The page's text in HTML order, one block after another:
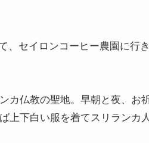
セイロンコーヒー農園に行
カ仏教の聖地。早朝と夜、お
上下白い服を着てスリランカ